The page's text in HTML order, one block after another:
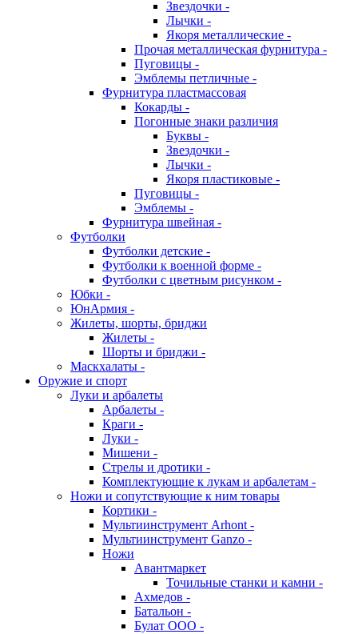
Звездочки -
Лычки -
Якоря металлические -
Прочая металлическая фурнитура -
Пуговицы -
Эмблемы петличные -
Фурнитура пластмассовая
Кокарды -
Погонные знаки различия
Буквы -
Звездочки -
Лычки -
Якоря пластиковые -
Пуговицы -
Эмблемы -
Фурнитура швейная -
Футболки
Футболки детские -
Футболки к военной форме -
Футболки с цветным рисунком -
Юбки -
ЮнАрмия -
Жилеты, шорты, бриджи
Жилеты -
Шорты и бриджи -
Маскхалаты -
Оружие и спорт
Луки и арбалеты
Арбалеты -
Краги -
Луки -
Мишени -
Стрелы и дротики -
Комплектующие к лукам и арбалетам -
Ножи и сопутствующие к ним товары
Кортики -
Мультиинструмент Arhont -
Мультиинструмент Ganzo -
Ножи
Авантмаркет
Точильные станки и камни -
Ахмедов -
Батальон -
Булат ООО -